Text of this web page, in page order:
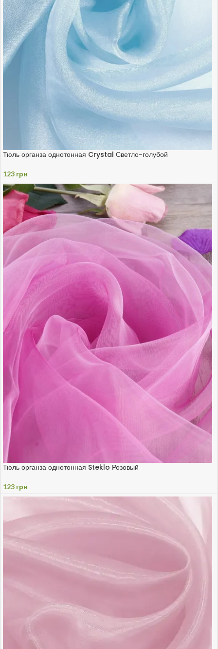
Тюль органза однотонная Crystal Светло-голубой
123 грн
Тюль органза однотонная Steklo Розовый
123 грн